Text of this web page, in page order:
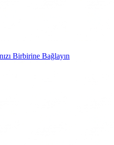
Birbirine Bağlayın